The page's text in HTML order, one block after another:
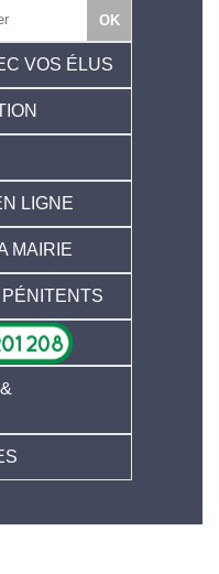
VOS ÉLUS
LIGNE
MAIRIE